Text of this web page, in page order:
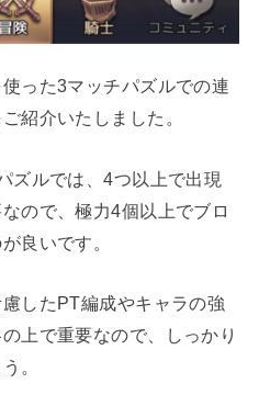
った3マッチパズルでの連
紹介いたしました。
ズルでは、4つ以上で出現
ので、極力4個以上でブロ
良いです。
したPT編成やキャラの強
上で重要なので、しっかり
。